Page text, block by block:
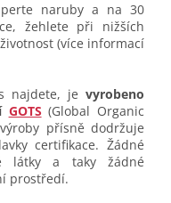
naruby a na 30
žehlete při nižších
(více informací
najdete, je vyrobeno
GOTS (Global Organic
přísně dodržuje
certifikace. Žádné
látky a taky žádné
prostředí.